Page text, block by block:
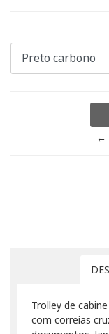
←
Trolley de
com correias